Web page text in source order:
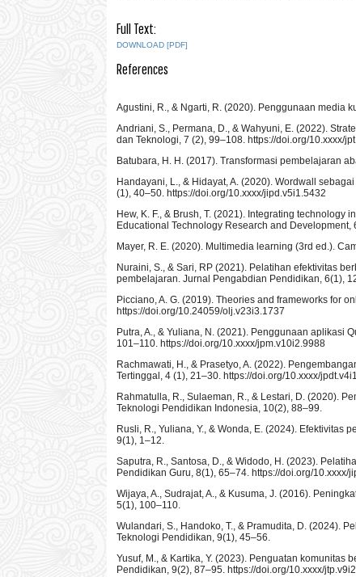
Full Text:
DOWNLOAD [PDF]
References
Agustini, R., & Ngarti, R. (2020). Penggunaan media
Andriani, S., Permana, D., & Wahyuni, E. (2022).
dan Teknologi, 7 (2), 99–108. https://doi.org/10.xxxx/
Batubara, H. H. (2017). Transformasi pembelajaran
Handayani, L., & Hidayat, A. (2020). Wordwall
(1), 40–50. https://doi.org/10.xxxx/jipd.v5i1.5432
Hew, K. F., & Brush, T. (2021). Integrating
Educational Technology Research and
Mayer, R. E. (2020). Multimedia learning (3rd ed.).
Nuraini, S., & Sari, RP (2021). Pelatihan efektivitas
pembelajaran. Jurnal Pengabdian Pendidikan, 6(1),
Picciano, A. G. (2019). Theories and frameworks for
https://doi.org/10.24059/olj.v23i3.1737
Putra, A., & Yuliana, N. (2021). Penggunaan aplikasi
101–110. https://doi.org/10.xxxx/jpm.v10i2.9988
Rachmawati, H., & Prasetyo, A. (2022).
Tertinggal, 4 (1), 21–30. https://doi.org/10.xxxx/
Rahmatulla, R., Sulaeman, R., & Lestari, D. (2020).
Teknologi Pendidikan Indonesia, 10(2), 88–99.
Rusli, R., Yuliana, Y., & Wonda, E. (2024).
9(1), 1–12.
Saputra, R., Santosa, D., & Widodo, H. (2023).
Pendidikan Guru, 8(1), 65–74. https://doi.org/10.xxxx/
Wijaya, A., Sudrajat, A., & Kusuma, J. (2016).
5(1), 100–110.
Wulandari, S., Handoko, T., & Pramudita, D. (2024).
Teknologi Pendidikan, 9(1), 45–56.
Yusuf, M., & Kartika, Y. (2023). Penguatan
Pendidikan, 9(2), 87–95. https://doi.org/10.xxxx/